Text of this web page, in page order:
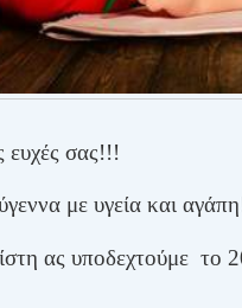
ευχές σας!!!
με υγεία και
ας υποδεχτούμε το